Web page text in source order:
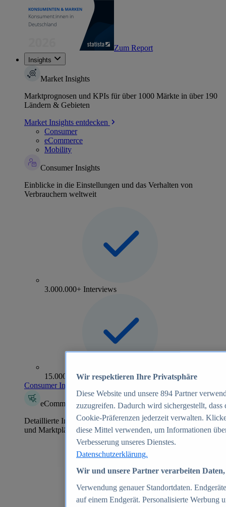
Zum Report
Insights
Market Insights
Marktprognosen und KPIs für über 1000 Märkte in über 190
Ländern & Gebieten
Market Insights entdecken
Consumer
eCommerce
Mobility
Consumer Insights
Einblicke in die Einstellungen und das Verhalten von
Verbrauchern weltweit
3.000.000+ Interviews
15.000+ Marken
Consumer Insights entdecken
eCommerce Insights
Detaillierte Informationen zu mehr als 39.000 Online-Shops
und Marktplätzen
Wir respektieren Ihre Privatsphäre
Diese Website und unsere 894 Partner
zuzugreifen. Dadurch wird sichergestellt,
Cookie-Präferenzen jederzeit verwalten.
diese Mittel verwenden, um Informationen
Verbesserung unseres Dienstes.
Datenschutzerklärung.
Wir und unsere Partner verarbeiten
Verwendung genauer Standortdaten.
auf einem Endgerät. Personalisierte Werbung